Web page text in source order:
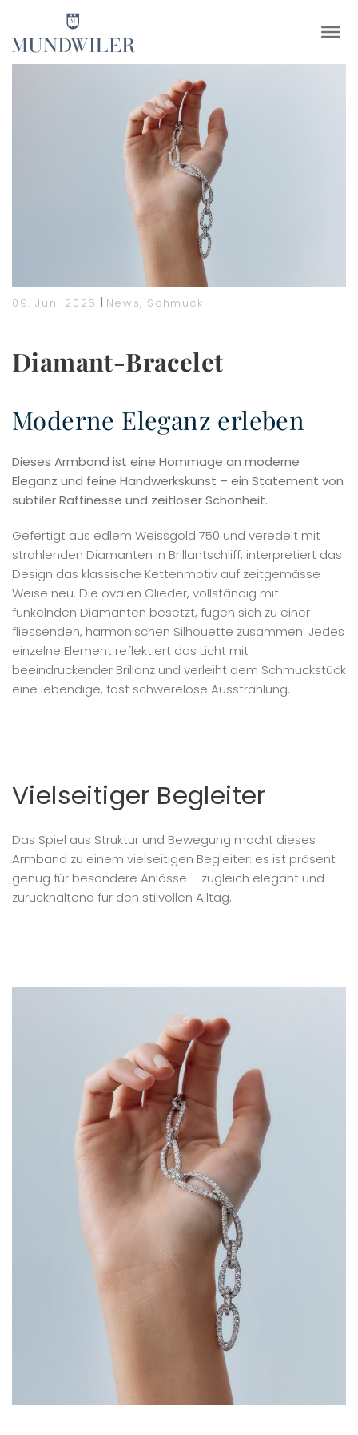
×
09. Juni 2026 | News, Schmuck
Diamant-Bracelet
Moderne Eleganz erleben
Dieses Armband ist eine Hommage an moderne
Eleganz und feine Handwerkskunst – ein Statement von
subtiler Raffinesse und zeitloser Schönheit.
Gefertigt aus edlem Weissgold 750 und veredelt mit
strahlenden Diamanten in Brillantschliff, interpretiert das
Design das klassische Kettenmotiv auf zeitgemässe
Weise neu. Die ovalen Glieder, vollständig mit
funkelnden Diamanten besetzt, fügen sich zu einer
fliessenden, harmonischen Silhouette zusammen. Jedes
einzelne Element reflektiert das Licht mit
beeindruckender Brillanz und verleiht dem Schmuckstück
eine lebendige, fast schwerelose Ausstrahlung.
Vielseitiger Begleiter
Das Spiel aus Struktur und Bewegung macht dieses
Armband zu einem vielseitigen Begleiter: es ist präsent
genug für besondere Anlässe – zugleich elegant und
zurückhaltend für den stilvollen Alltag.